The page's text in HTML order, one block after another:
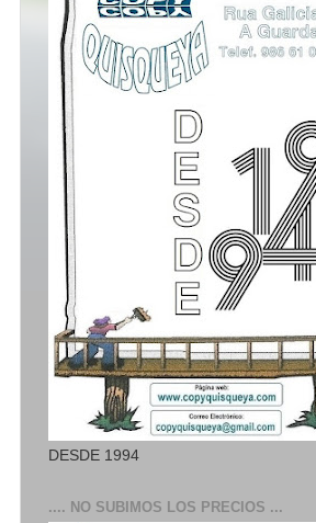
DESDE 1994
.... NO SUBIMOS LOS PRECIOS ...